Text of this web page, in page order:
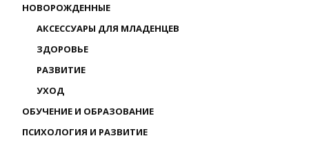
НОВОРОЖДЕННЫЕ
АКСЕССУАРЫ ДЛЯ МЛАДЕНЦЕВ
ЗДОРОВЬЕ
РАЗВИТИЕ
УХОД
ОБУЧЕНИЕ И ОБРАЗОВАНИЕ
ПСИХОЛОГИЯ И РАЗВИТИЕ